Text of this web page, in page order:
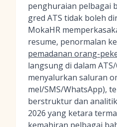
penghuraian pelbagai
gred ATS tidak boleh
MokaHR
resume, penormalan
pemadanan orang-
langsung di dalam
menyalurkan saluran
mel/SMS/WhatsApp),
berstruktur dan
2026 yang ketara